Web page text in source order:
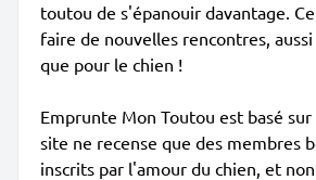
toutou de s'épanouir davantage.
faire de nouvelles rencontres,
que pour le chien !
Emprunte Mon Toutou est basé
site ne recense que des membres
inscrits par l'amour du chien, et